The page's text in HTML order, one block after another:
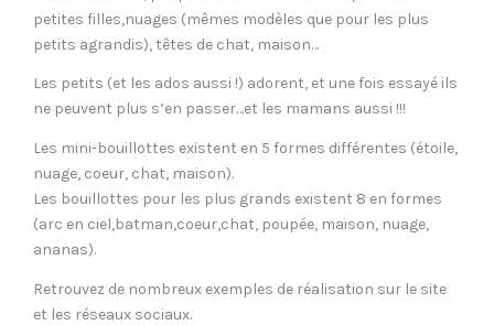
petites filles,nuages (mêmes modèles que pour les plus
petits agrandis), têtes de chat, maison…
Les petits (et les ados aussi !) adorent, et une fois essayé ils
ne peuvent plus s’en passer…et les mamans aussi !!!
Les mini-bouillottes existent en 5 formes différentes (étoile,
nuage, coeur, chat, maison).
Les bouillottes pour les plus grands existent 8 en formes
(arc en ciel,batman,coeur,chat, poupée, maison, nuage,
ananas).
Retrouvez de nombreux exemples de réalisation sur le site
et les réseaux sociaux.